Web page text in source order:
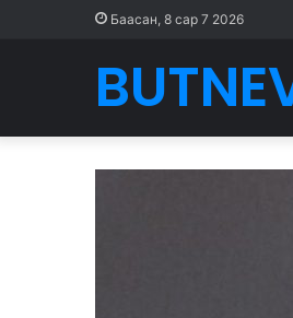
Баасан, 8 сар 7 2026